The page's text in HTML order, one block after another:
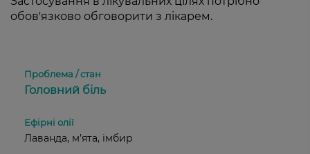
обов'язково обговорити з лікарем.
Головний біль
Лаванда, м’ята, імбир